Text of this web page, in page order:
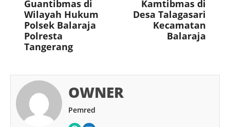
Guantibmas di
Wilayah Hukum
Polsek Balaraja
Polresta
Tangerang
Kamtibmas di
Desa Talagasari
Kecamatan
Balaraja
OWNER
Pemred